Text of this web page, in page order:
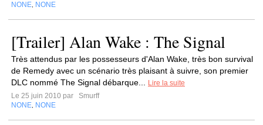
NONE NONE
[Trailer] Alan Wake : The Signal
Très attendus par les possesseurs d'Alan Wake, très bon survival
de Remedy avec un scénario très plaisant à suivre, son premier
DLC nommé The Signal débarque...
Lire la suite
Le 25 juin 2010 par
Smurff
NONE NONE